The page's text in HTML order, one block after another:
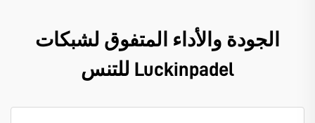
الجودة والأداء المتفوق لشبكات
Luckinpadel للتنس